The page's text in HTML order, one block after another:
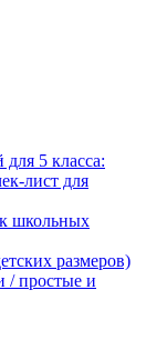
5 класса:
лист для
школьных
размеров)
/ простые и